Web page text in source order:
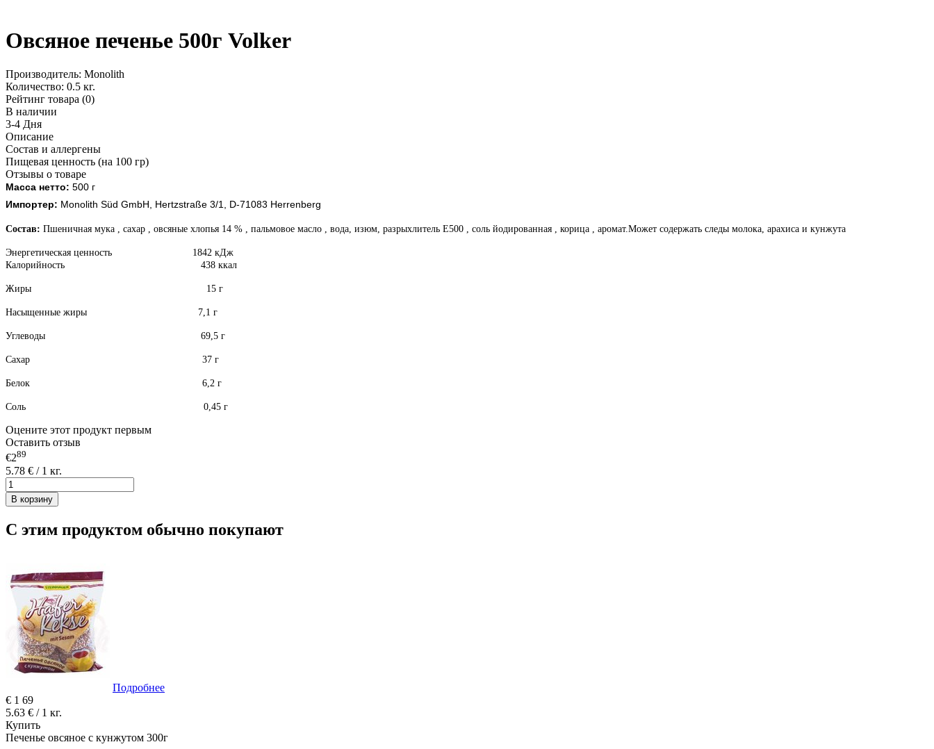
Овсяное печенье 500г Volker
Производитель: Monolith
Количество: 0.5 кг.
Рейтинг товара (0)
В наличии
3-4 Дня
Описание
Состав и аллергены
Пищевая ценность (на 100 гр)
Отзывы о товаре
Масса нетто: 500 г
Импортер: Monolith Süd GmbH, Hertzstraße 3/1, D-71083 Herrenberg
Состав: Пшеничная мука , сахар , овсяные хлопья 14 % , пальмовое масло , вода, изюм, разрыхлитель Е500 , соль йодированная , корица , аромат.Может содержать следы молока, арахиса и кунжута
Энергетическая ценность 1842 кДж
Калорийность 438 ккал
Жиры 15 г
Насыщенные жиры 7,1 г
Углеводы 69,5 г
Сахар 37 г
Белок 6,2 г
Соль 0,45 г
Оцените этот продукт первым
Оставить отзыв
€289
5.78 € / 1 кг.
В корзину
С этим продуктом обычно покупают
Подробнее
€ 1 69
5.63 € / 1 кг.
Купить
Печенье овсяное с кунжутом 300г